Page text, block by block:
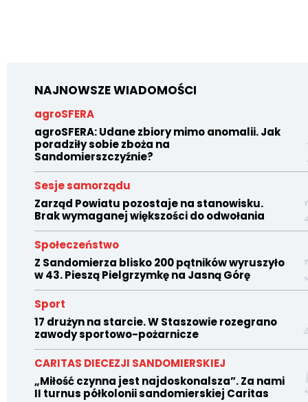
NAJNOWSZE WIADOMOŚCI
agroSFERA
agroSFERA: Udane zbiory mimo anomalii. Jak
poradziły sobie zboża na
Sandomierszczyźnie?
Sesje samorządu
Zarząd Powiatu pozostaje na stanowisku.
Brak wymaganej większości do odwołania
Społeczeństwo
Z Sandomierza blisko 200 pątników wyruszyło
w 43. Pieszą Pielgrzymkę na Jasną Górę
Sport
17 drużyn na starcie. W Staszowie rozegrano
zawody sportowo-pożarnicze
CARITAS DIECEZJI SANDOMIERSKIEJ
„Miłość czynna jest najdoskonalsza”. Za nami
II turnus półkolonii sandomierskiej Caritas